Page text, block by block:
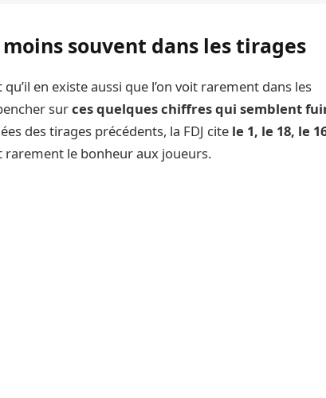
souvent dans les tirages
en existe aussi que l’on voit rarement dans les
surces quelques chiffres qui semblent
des tirages précédents, la FDJ cite le 1, le 18, le
le bonheur aux joueurs.